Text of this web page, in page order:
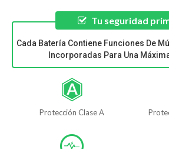
Tu seguridad
Cada Batería Contiene Funciones De
Incorporadas Para Una
Protección Clase A